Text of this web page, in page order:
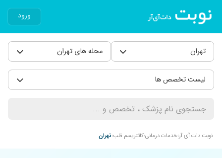
ورود
تهران محله های تهران
لیست تخصص ها
نوبت دات آی آر خدمات درمانیکاتتریسم قلب تهران